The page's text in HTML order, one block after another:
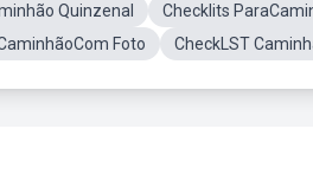
Quinzenal
Checklits
Foto CheckLST